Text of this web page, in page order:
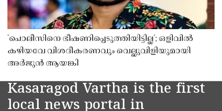
'പൊലീസിനെ ഭീഷണിപ്പെടുത്തിയിട്ടില്ല'; ഒളിവിൽ
കഴിയവേ വിശദീകരണവും വെല്ലുവിളിയുമായി
അർജുൻ ആയങ്കി
Kasaragod Vartha is the first
local news portal in